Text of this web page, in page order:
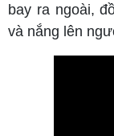
bay ra ngoài,
và nắng lên